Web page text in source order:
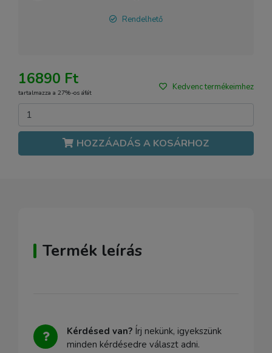
Rendelhető
16890 Ft
tartalmazza a 27%-os áfát
Kedvenc termékeimhez
HOZZÁADÁS A KOSÁRHOZ
Termék leírás
Kérdésed van? Írj nekünk, igyekszünk
minden kérdésedre választ adni.